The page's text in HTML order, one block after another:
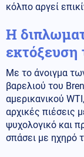
κόλπο αργεί
Η
Με το άνοιγμα
βαρελιού του
αμερικανικού
αρχικές πιέσεις
ψυχολογικό και
σπάσει με ηχηρό